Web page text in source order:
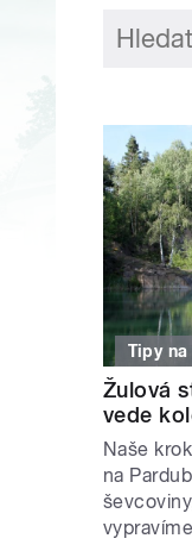
Tipy
Žulová
vede
Naše
na